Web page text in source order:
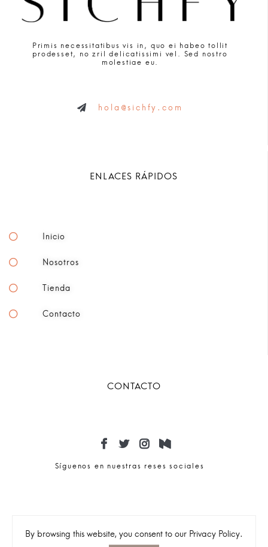
Primis necessitatibus vis in, quo ei habeo tollit
prodesset, no zril delicatissimi vel. Sed nostro
molestiae eu.
hola@sichfy.com
ENLACES RÁPIDOS
Inicio
Nosotros
Tienda
Contacto
CONTACTO
Síguenos en nuestras reses sociales
By browsing this website, you consent to our Privacy Policy.